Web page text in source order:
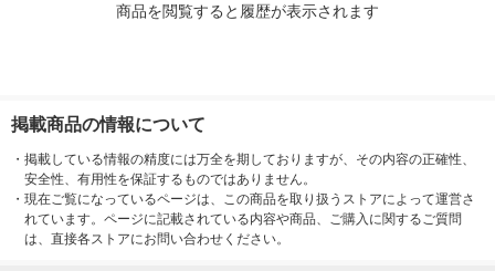
商品を閲覧すると履歴が表示されます
掲載商品の情報について
・ 掲載している情報の精度には万全を期しておりますが、その内容の正確性、
安全性、有用性を保証するものではありません。
・ 現在ご覧になっているページは、この商品を取り扱うストアによって運営さ
れています。ページに記載されている内容や商品、ご購入に関するご質問
は、直接各ストアにお問い合わせください。